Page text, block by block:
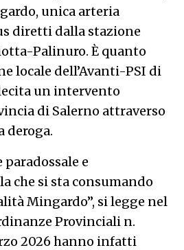
unica arteria
diretti dalla stazione
Palinuro. È quanto
locale dell’Avanti-PSI di
un intervento
di Salerno attraverso
deroga.
paradossale e
che si sta consumando
Mingardo”, si legge nel
Provinciali n.
2026 hanno infatti